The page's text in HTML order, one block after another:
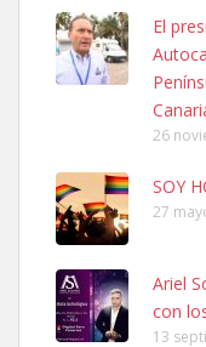
SHIBA PERDIDO
PERRO MACHO RAZA
06/07/2025 ZONA
Leales.org » Gran
Ninfa perdida
El día 5 se los perdió
El
26
SOY
27
Ariel
con
13